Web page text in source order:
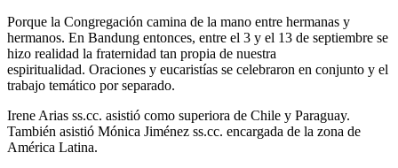
Porque la Congregación camina de la mano entre hermanas y
hermanos. En Bandung entonces, entre el 3 y el 13 de septiembre se
hizo realidad la fraternidad tan propia de nuestra
espiritualidad. Oraciones y eucaristías se celebraron en conjunto y el
trabajo temático por separado.
Irene Arias ss.cc. asistió como superiora de Chile y Paraguay.
También asistió Mónica Jiménez ss.cc. encargada de la zona de
América Latina.